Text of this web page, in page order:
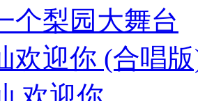
个梨园大舞台
欢迎你 (合唱